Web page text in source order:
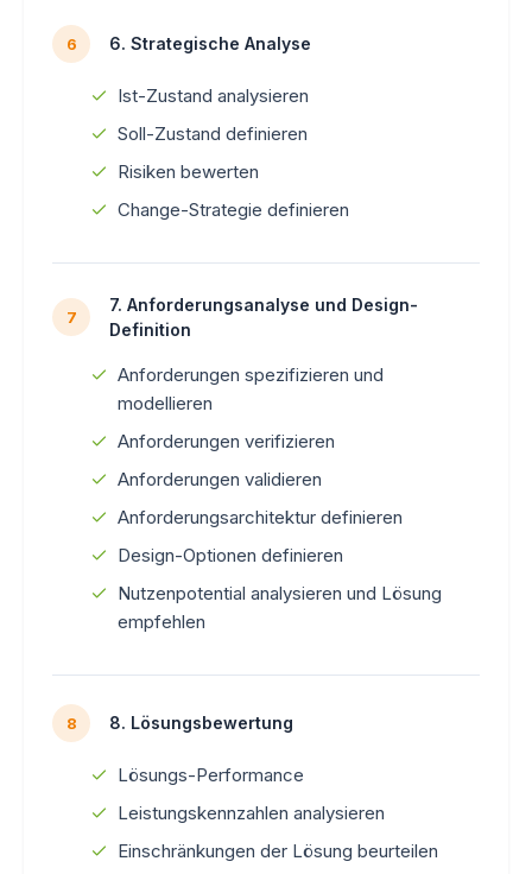
6 6. Strategische Analyse
Ist-Zustand analysieren
Soll-Zustand definieren
Risiken bewerten
Change-Strategie definieren
7
7. Anforderungsanalyse und Design-
Definition
Anforderungen spezifizieren und
modellieren
Anforderungen verifizieren
Anforderungen validieren
Anforderungsarchitektur definieren
Design-Optionen definieren
Nutzenpotential analysieren und Lösung
empfehlen
8 8. Lösungsbewertung
Lösungs-Performance
Leistungskennzahlen analysieren
Einschränkungen der Lösung beurteilen